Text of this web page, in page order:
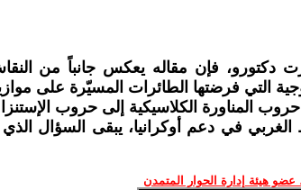
دكتورو، فإن مقاله يعكس جانباً من
التي فرضتها الطائرات المسيّرة على
المناورة الكلاسيكية إلى حروب
في دعم أوكرانيا، يبقى السؤال
هيئة إدارة الحوار المتمدن